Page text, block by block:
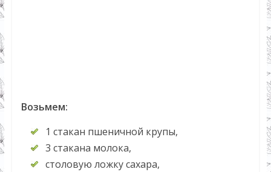
Возьмем:
1 стакан пшеничной крупы,
3 стакана молока,
столовую ложку сахара,